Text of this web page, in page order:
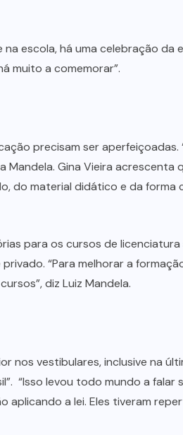
escola, há uma celebração
muito a comemorar”.
precisam ser
Gina Vieira acrescenta
do material didático e da
para os cursos de
“Para melhorar a
diz Luiz Mandela.
nos vestibulares, inclusive na
“Isso levou todo mundo a
a lei. Eles tiveram